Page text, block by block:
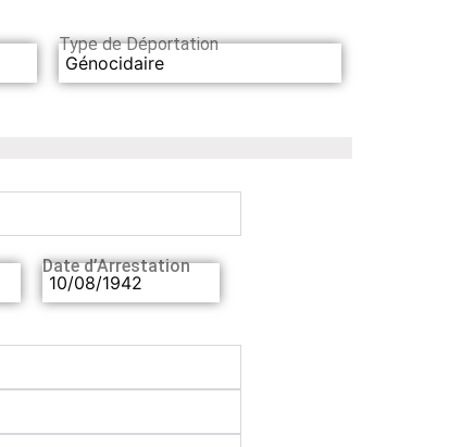
Type de Déportation
Génocidaire
Date d’Arrestation
10/08/1942